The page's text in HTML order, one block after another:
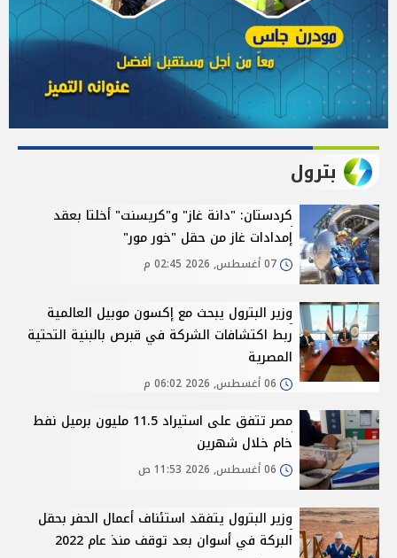
بترول
كردستان: "دانة غاز" و"كريسنت" أخلتا بعقد
إمدادات غاز من حقل "خور مور"
وزير البترول يبحث مع إكسون موبيل العالمية
ربط اكتشافات الشركة في قبرص بالبنية التحتية
المصرية
مصر تتفق على استيراد 11.5 مليون برميل نفط
خام خلال شهرين
وزير البترول يتفقد استئناف أعمال الحفر بحقل
البركة في أسوان بعد توقف منذ عام 2022